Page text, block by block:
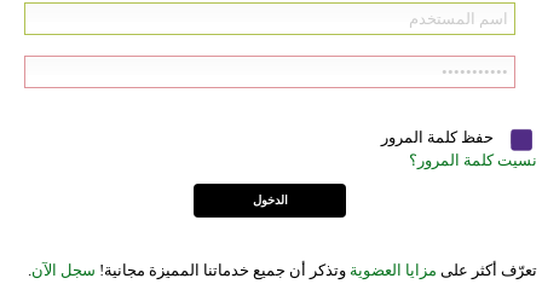
حفظ كلمة المرور
نسيت كلمة المرور؟
تعرّف أكثر على مزايا العضوية وتذكر أن جميع خدماتنا المميزة مجانية! سجل الآن